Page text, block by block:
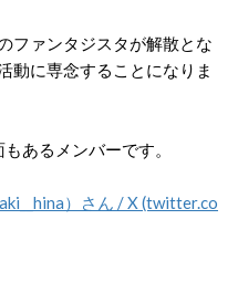
ファンタジスタが解散とな
動に専念することになりま
あるメンバーです。
）さん / X (twitter.co